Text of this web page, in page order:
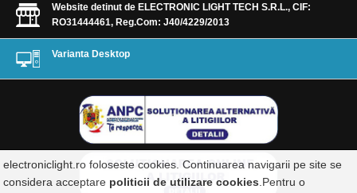
Website detinut de ELECTRONIC LIGHT TECH S.R.L., CIF:
RO31444461, Reg.Com: J40/4229/2013
Varianta Desktop
electroniclight.ro foloseste cookies. Continuarea navigarii pe site se
considera acceptare politicii de utilizare cookies .Pentru o